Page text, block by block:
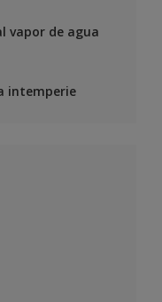
vapor de agua
intemperie